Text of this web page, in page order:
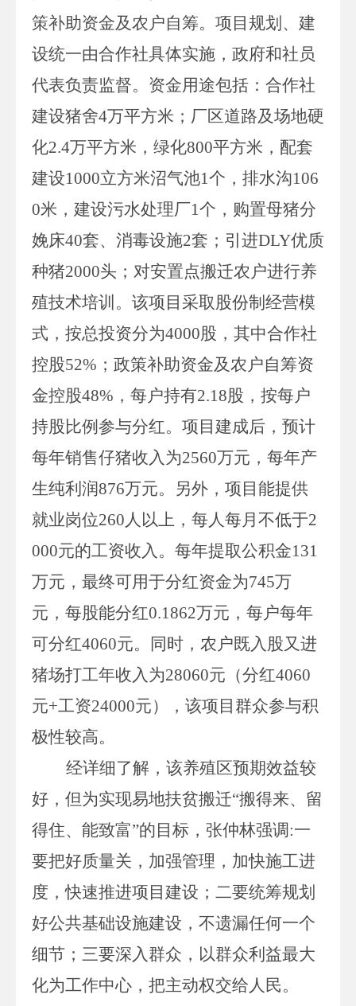
策补助资金及农户自筹。项目规划、建
设统一由合作社具体实施，政府和社员
代表负责监督。资金用途包括：合作社
建设猪舍4万平方米 ； 厂区道路及场地硬
化2.4万平方米，绿化800平方米，配套
建设1000立方米沼气池1个，排水沟106
0米， 建设污水处理厂1个， 购置母猪分
娩床40套、消毒设施2套；引进DLY优质
种猪2000头；对安置点搬迁农户进行养
殖技术培训。 该项目采取股份制经营模
式 ， 按总投资分为4000股，其中合作社
控股52% ；政策补助资金及农户自筹资
金控股48% ，每户持有2.18股，按每户
持股比例参与分红。项目建成后，预计
每年销售仔猪收入为2560万元 ， 每年产
生纯利润876万元。另外，项目能提供
就业岗位260人以上，每人每月不低于2
000元的工资收入 。 每年提取公积金131
万元 ， 最终可用于分红资金为745万
元，每股能分红0.1862万元，每户每年
可分红4060元。同时，农户既入股又进
猪场打工年收入为28060元（分红4060
元+工资24000元） ， 该项目 群众参与积
极性较高。
经详细了解，该养殖区预期效益较
好， 但为实现易地扶贫搬迁“搬得来、留
得住、能致富”的目标 ，张仲林强调:一
要把好质量关， 加强管理， 加快施工进
度 ，快速推进项目建设 ； 二要统筹规划
好公共基础设施建设， 不遗漏任何一个
细节 ；三要深入群众， 以群众利益最大
化为工作中心，把主动权交给人民。